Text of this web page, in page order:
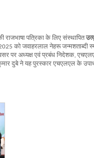
राजभाषा पत्रिका के लिए संस्थापित
को जवाहरलाल नेहरू
अध्यक्ष एवं प्रबंध निदेशक,
कुमार दुबे ने यह पुरस्कार एचएलएल के